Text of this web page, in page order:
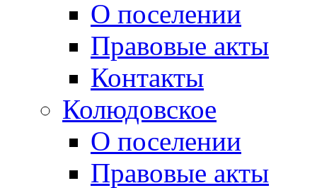
О поселении
Правовые акты
Контакты
Колюдовское
О поселении
Правовые акты